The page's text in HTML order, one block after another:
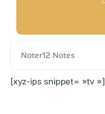
[xyz-ips snippet= »tv »]
Noter12 Notes